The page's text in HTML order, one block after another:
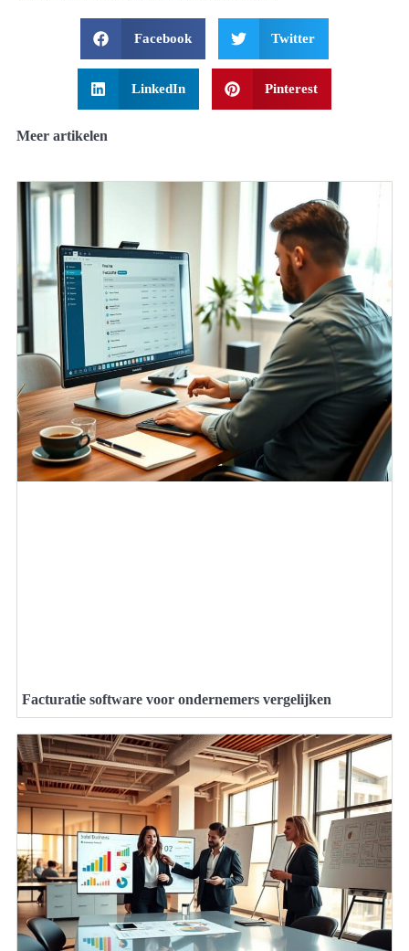
Facebook Twitter
LinkedIn Pinterest
Meer artikelen
Facturatie software voor ondernemers vergelijken